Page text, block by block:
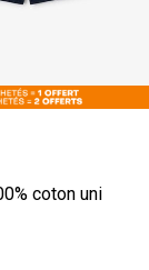
coton uni